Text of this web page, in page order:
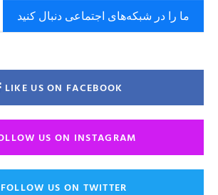
ما را در شبکه‌های اجتماعی دنبال کنید
LIKE US ON FACEBOOK
US ON INSTAGRAM
FOLLOW US ON TWITTER